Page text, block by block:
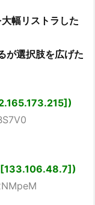
幅リストラした
が選択肢を広げた
[133.106.48.7])